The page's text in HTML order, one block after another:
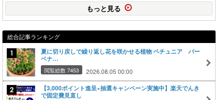
もっと見る
総合記事ランキング
夏に切り戻しで繰り返し花を咲かせる植物 ペチュニア バー
ベナ…
閲覧総数 7453 2026.08.05 00:00
【3,000ポイント進呈×抽選キャンペーン実施中】楽天でんき
で固定費見直し